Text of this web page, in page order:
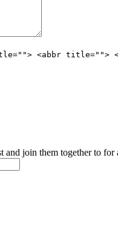
<abbr title="">
join them together to